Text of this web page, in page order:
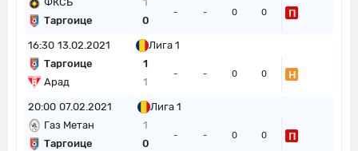
Таргоице
0
- - 0 0 П
16:30 13.02.2021
Лига 1
Таргоице
1
Арад
1
- - 0 0 Н
20:00 07.02.2021
Лига 1
Газ Метан
1
Таргоице
0
- - 0 0 П